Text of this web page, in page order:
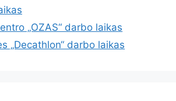
„OZAS“ darbo laikas
„Decathlon“ darbo laikas